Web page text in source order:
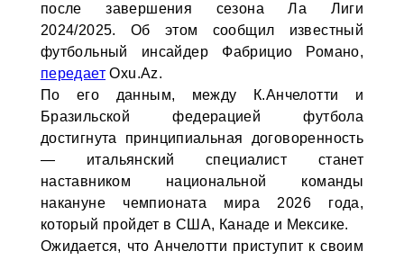
после завершения сезона Ла Лиги
2024/2025. Об этом сообщил известный
футбольный инсайдер Фабрицио Романо,
передает Oxu.Az.
По его данным, между К.Анчелотти и
Бразильской федерацией футбола
достигнута принципиальная договоренность
— итальянский специалист станет
наставником национальной команды
накануне чемпионата мира 2026 года,
который пройдет в США, Канаде и Мексике.
Ожидается, что Анчелотти приступит к своим